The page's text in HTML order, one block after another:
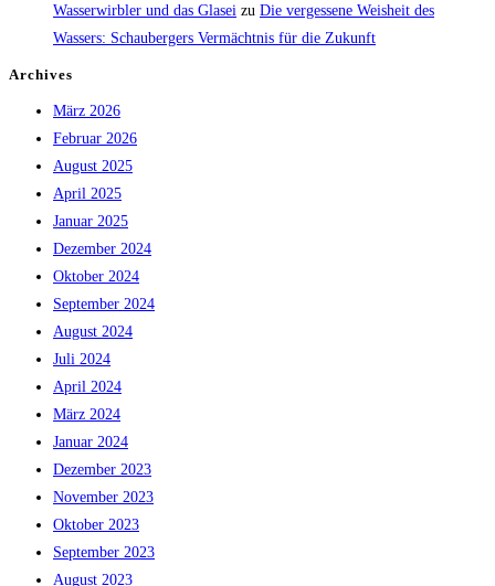
Wasserwirbler und das Glasei zu Die vergessene Weisheit des
Wassers: Schaubergers Vermächtnis für die Zukunft
Archives
März 2026
Februar 2026
August 2025
April 2025
Januar 2025
Dezember 2024
Oktober 2024
September 2024
August 2024
Juli 2024
April 2024
März 2024
Januar 2024
Dezember 2023
November 2023
Oktober 2023
September 2023
August 2023